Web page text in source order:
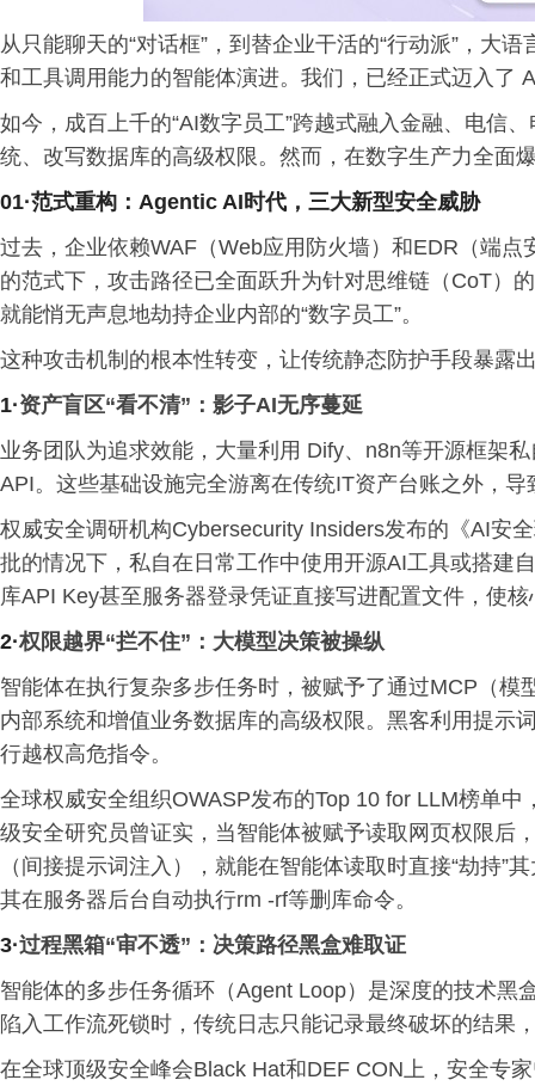
从只能聊天的“对话框”，到替企业干活的“行动派”，大
和工具调用能力的智能体演进。我们，已经正式迈入了
如今，成百上千的“AI数字员工”跨越式融入金融、电信
统、改写数据库的高级权限。然而，在数字生产力全面
01·范式重构 ： Agentic AI时代，三大新型安全威胁
过去，企业依赖WAF（Web应用防火墙）和EDR（端
的范式下，攻击路径已全面跃升为针对思维链（CoT）
就能悄无声息地劫持企业内部的“数字员工”。
这种攻击机制的根本性转变，让传统静态防护手段暴露
1·资产盲区“看不清”：影子AI无序蔓延
业务团队为追求效能，大量利用 Dify、n8n等开源框架私
API。这些基础设施完全游离在传统IT资产台账之外，
权威安全调研机构Cybersecurity Insiders发布的《AI安
批的情况下， 私自在日常工作中使用开源AI工具或搭建
库API Key甚至服务器登录凭证直接写进配置文件，使
2·权限越界“拦不住”：大模型决策被操纵
智能体在执行复杂多步任务时，被赋予了通过MCP（
内部系统和增值业务数据库的高级权限。黑客利用提示
行越权高危指令。
全球权威安全组织OWASP发布的Top 10 for LLM榜单
级安全研究员曾证实，当智能体被赋予读取网页权限后
（间接提示词注入），就能在智能体读取时直接“劫持”
其在服务器后台自动执行rm -rf等删库命令。
3·过程黑箱“审不透”：决策路径黑盒难取证
智能体的多步任务循环（Agent Loop）是深度的技术黑
陷入工作流死锁时，传统日志只能记录最终破坏的结果
在全球顶级安全峰会Black Hat和DEF CON上，安全专